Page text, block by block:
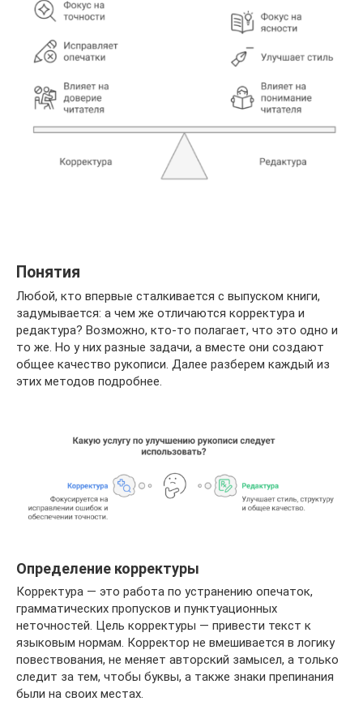
Понятия
Любой, кто впервые сталкивается с выпуском книги,
задумывается: а чем же отличаются корректура и
редактура? Возможно, кто-то полагает, что это одно и
то же. Но у них разные задачи, а вместе они создают
общее качество рукописи. Далее разберем каждый из
этих методов подробнее.
Определение корректуры
Корректура — это работа по устранению опечаток,
грамматических пропусков и пунктуационных
неточностей. Цель корректуры — привести текст к
языковым нормам. Корректор не вмешивается в логику
повествования, не меняет авторский замысел, а только
следит за тем, чтобы буквы, а также знаки препинания
были на своих местах.